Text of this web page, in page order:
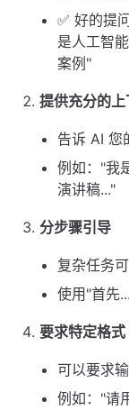
✅ 好的提
是人工智
案例"
提供充分的上
告诉 AI 您
例如："我
演讲稿..."
分步骤引导
复杂任务
使用"首先
要求特定格式
可以要求
例如："请